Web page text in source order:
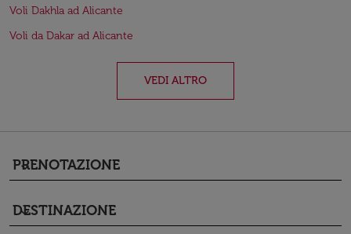
Voli Dakhla ad Alicante
Voli da Dakar ad Alicante
VEDI ALTRO
PRENOTAZIONE
keyboard_arrow_down
DESTINAZIONE
keyboard_arrow_down